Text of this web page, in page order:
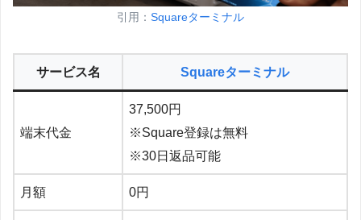
引用： Squareターミナル
サービス名 Squareターミナル
端末代金
37,500円
※Square登録は無料
※30日返品可能
月額 0円